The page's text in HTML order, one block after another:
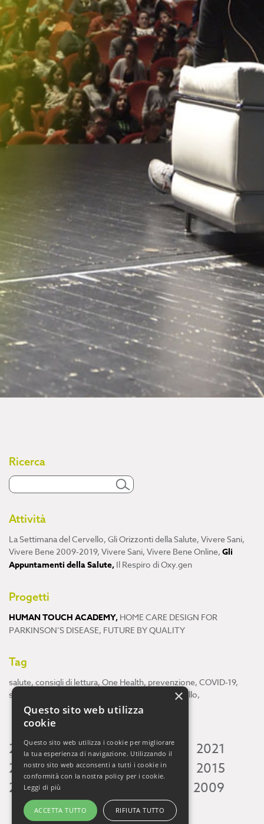
Ricerca
Attività
La Settimana del Cervello, Gli Orizzonti della Salute, Vivere Sani,
Vivere Bene 2009-2019, Vivere Sani, Vivere Bene Online, Gli
Appuntamenti della Salute, Il Respiro di Oxy.gen
Progetti
HUMAN TOUCH ACADEMY, HOME CARE DESIGN FOR
PARKINSON’S DISEASE, FUTURE BY QUALITY
Tag
salute, consigli di lettura, One Health, prevenzione, COVID-19,
scienza
cervello,
2026 2025 2024 2023 2022
2021
2020 2019 2018 2017 2016
2015
2014 2013 2009
×
Questo sito web utilizza
cookie
Questo sito web utilizza i cookie per migliorare
la tua esperienza di navigazione. Utilizzando il
nostro sito web acconsenti a tutti i cookie in
conformità con la nostra policy per i cookie.
Leggi di più
ACCETTA TUTTO RIFIUTA TUTTO